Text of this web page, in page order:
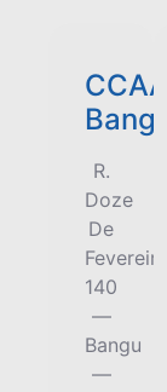
CCAA
Bangu
R.
Doze
De
Fevereiro,
140
—
Bangu
—